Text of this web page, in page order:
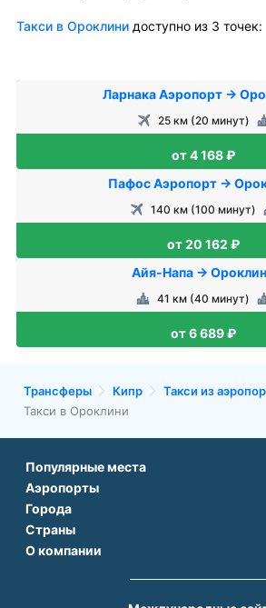
Такси в Ороклини доступно из 3 точек:
Ларнака Аэропорт →
25 км (20 минут)
от 4 168 ₽
Пафос Аэропорт →
140 км (100 минут)
от 20 162 ₽
Айя-Напа →
41 км (40 минут)
от 6 689 ₽
Трансферы Кипр
Такси из
Такси в Ороклини
Популярные места
Аэропорт Подгорицы
Аэропорт Белграда
Аэропорт Дубая
Аэропорты
Аэропорт Антальи
Аэропорт Тбилиси
Города
Трансфер в Париже
Трансфер в Дубае
Трансфер в Риме
Страны
Трансфер во Франции
Трансфер в Турции
Трансфер в Грузии
О компании